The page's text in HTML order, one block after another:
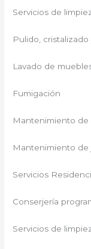
Servicios de
Pulido,
Lavado de
Fumigación
Mantenimiento de
Mantenimiento de
Servicios
Conserjería
Servicios de